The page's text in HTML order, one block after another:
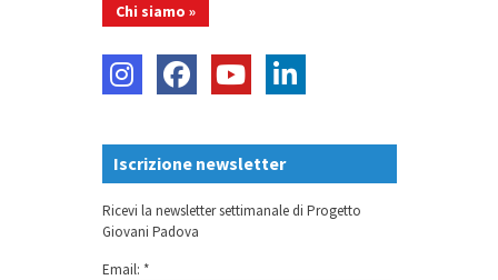
Chi siamo »
Iscrizione newsletter
Ricevi la newsletter settimanale di Progetto
Giovani Padova
Email: *